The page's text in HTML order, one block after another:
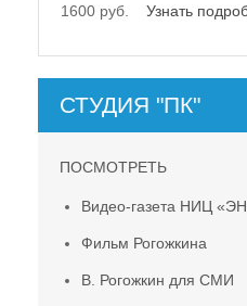
21500 руб.Узнать
СТУДИЯ "ПК"
ПОСМОТРЕТЬ
Видео-газета НИЦ
Фильм Рогожкина
В. Рогожкин для СМИ